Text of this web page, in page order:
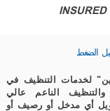
INSURED
الضغط
لخدمات التنظيف في
الناعم عالي
أي مدخل أو رصيف أو